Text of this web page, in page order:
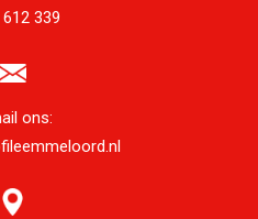
339
ons: